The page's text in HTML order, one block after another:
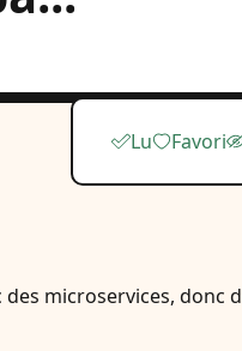
Lu Favori
microservices, donc